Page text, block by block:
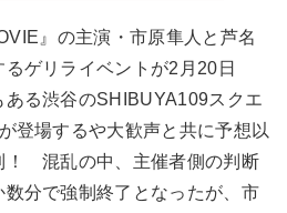
』の主演・市原隼人と芦名
ゲリライベントが2月20日
ある渋谷のSHIBUYA109スクエ
登場するや大歓声と共に予想以
！ 混乱の中、主催者側の判断
分で強制終了となったが、市